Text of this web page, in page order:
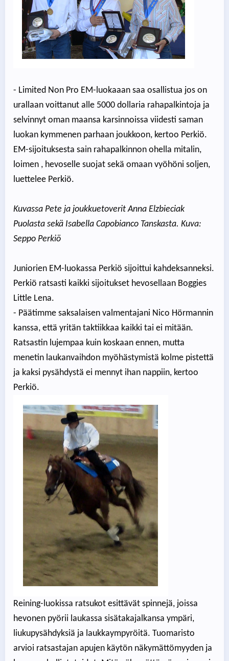
- Limited Non Pro EM-luokaaan saa osallistua jos on
urallaan voittanut alle 5000 dollaria rahapalkintoja ja
selvinnyt oman maansa karsinnoissa viidesti saman
luokan kymmenen parhaan joukkoon, kertoo Perkiö.
EM-sijoituksesta sain rahapalkinnon ohella mitalin,
loimen , hevoselle suojat sekä omaan vyöhöni soljen,
luettelee Perkiö.
Kuvassa Pete ja joukkuetoverit Anna Elzbieciak
Puolasta sekä Isabella Capobianco Tanskasta. Kuva:
Seppo Perkiö
Juniorien EM-luokassa Perkiö sijoittui kahdeksanneksi.
Perkiö ratsasti kaikki sijoitukset hevosellaan Boggies
Little Lena.
- Päätimme saksalaisen valmentajani Nico Hörmannin
kanssa, että yritän taktiikkaa kaikki tai ei mitään.
Ratsastin lujempaa kuin koskaan ennen, mutta
menetin laukanvaihdon myöhästymistä kolme pistettä
ja kaksi pysähdystä ei mennyt ihan nappiin, kertoo
Perkiö.
Reining-luokissa ratsukot esittävät spinnejä, joissa
hevonen pyörii laukassa sisätakajalkansa ympäri,
liukupysähdyksiä ja laukkaympyröitä. Tuomaristo
arvioi ratsastajan apujen käytön näkymättömyyden ja